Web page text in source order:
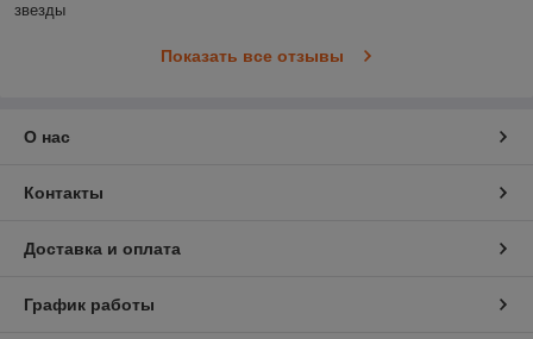
звезды
Показать все отзывы
О нас
Контакты
Доставка и оплата
График работы